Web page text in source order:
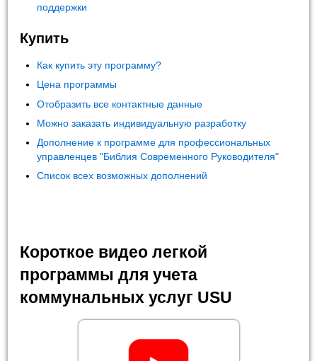
поддержки
Купить
Как купить эту программу?
Цена программы
Отобразить все контактные данные
Можно заказать индивидуальную разработку
Дополнение к программе для профессиональных
управленцев "Библия Современного Руководителя"
Список всех возможных дополнений
Короткое видео легкой
программы для учета
коммунальных услуг USU